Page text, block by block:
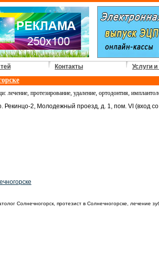
Контакты Услуги
лечение, протезирование, удаление, ортодонтия,
Рекинцо-2, Молодежный проезд, д. 1, пом. VI (вход
Солнечногорск, протезист в Солнечногорске, лечение